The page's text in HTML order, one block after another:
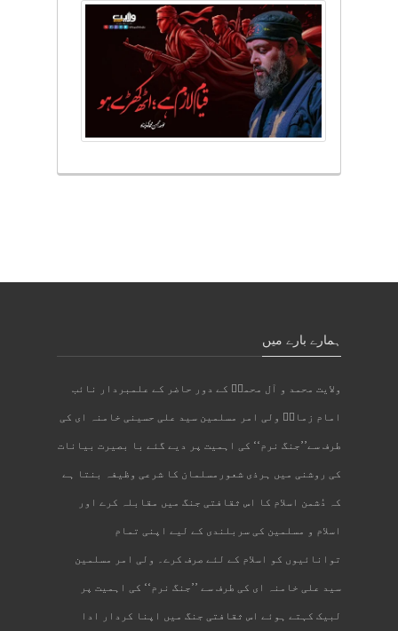
ہمارے بارے میں
ولایت محمد و آل محمدؐ کے دور حاضر کے علمبردار نائب
امام زمانؑ ولی امر مسلمین سید علی حسینی خامنہ ای کی
طرف سے’’جنگ نرم‘‘ کی اہمیت پر دیے گئے با بصیرت بیانات
کی روشنی میں ہرذی شعورمسلمان کا شرعی وظیفہ بنتا ہے
کہ دُشمن اسلام کا اس ثقافتی جنگ میں مقابلہ کرے اور
اسلام و مسلمین کی سربلندی کے لیے اپنی تمام
توانائیوں کو اسلام کے لئے صرف کرے۔ ولی امر مسلمین
سید علی خامنہ ای کی طرف سے ’’جنگ نرم‘‘ کی اہمیت پر
لبیک کہتے ہوئے اس ثقافتی جنگ میں اپنا کردار ادا